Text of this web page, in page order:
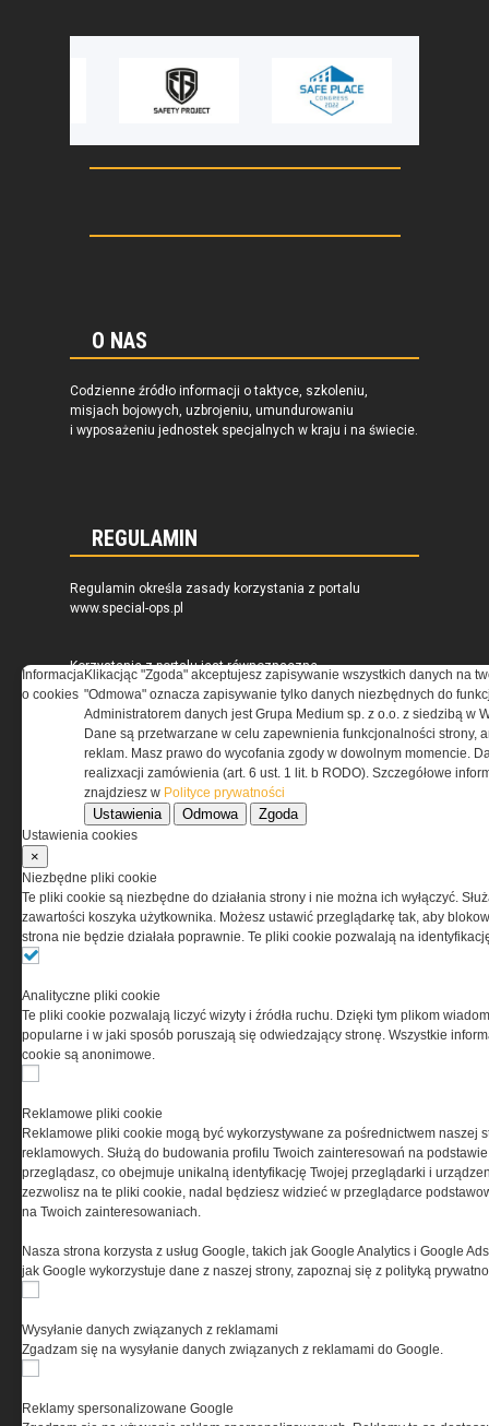
O NAS
Codzienne źródło informacji o taktyce, szkoleniu,
misjach bojowych, uzbrojeniu, umundurowaniu
i wyposażeniu jednostek specjalnych w kraju i na świecie.
REGULAMIN
Regulamin określa zasady korzystania z portalu
www.special-ops.pl
Korzystanie z portalu jest równoznaczne
z zaakceptowaniem warunków ustanowionych
przez Grupa MEDIUM Spółka z ograniczoną
odpowiedzialnością Spółka komandytowa, nr KRS:
0000537655, NIP 1132860378, REGON 146393437
(zwana dalej Grupa MEDIUM) w postaci Regulaminu.
Przeczytaj regulamin
PRYWATNOŚĆ
informacji na Twoim komputerze. Pliki cookies stosujemy
w celu świadczenia usług na najwyższym poziomie,
w tym w sposób dostosowany do indywidualnych potrzeb.
Korzystanie z witryny bez zmiany ustawień dotyczących
dokonać zmiany ustawień przeglądarki dotyczących
cookies. Nim Państwo zaczną korzystać z naszego
serwisu prosimy o zapoznanie się z nasząpolityką
prywatnościoraz informacją o cookies .
Copyright © 2004-2019 Grupa MEDIUM Spółka z ograniczoną odpowiedzialnością
Zasadach korzystania z serwisu.
Informacja
o cookies
Klikacjąc "Zgoda" akceptujesz zapisywanie wszystkich danych na
"Odmowa" oznacza zapisywanie tylko danych niezbędnych do
Administratorem danych jest Grupa Medium sp. z o.o. z siedzibą w
Dane są przetwarzane w celu zapewnienia funkcjonalności strony,
reklam. Masz prawo do wycofania zgody w dowolnym momencie.
realizxacji zamówienia (art. 6 ust. 1 lit. b RODO). Szczegółowe
znajdziesz w Polityce prywatności
Ustawienia Odmowa Zgoda
Ustawienia cookies
×
Niezbędne pliki cookie
Te pliki cookie są niezbędne do działania strony i nie można ich wyłączyć.
zawartości koszyka użytkownika. Możesz ustawić przeglądarkę tak, aby
strona nie będzie działała poprawnie. Te pliki cookie pozwalają na
Analityczne pliki cookie
Te pliki cookie pozwalają liczyć wizyty i źródła ruchu. Dzięki tym plikom
popularne i w jaki sposób poruszają się odwiedzający stronę. Wszystkie
cookie są anonimowe.
Reklamowe pliki cookie
Reklamowe pliki cookie mogą być wykorzystywane za pośrednictwem naszej
reklamowych. Służą do budowania profilu Twoich zainteresowań na
przeglądasz, co obejmuje unikalną identyfikację Twojej przeglądarki i
zezwolisz na te pliki cookie, nadal będziesz widzieć w przeglądarce
na Twoich zainteresowaniach.
Nasza strona korzysta z usług Google, takich jak Google Analytics i Google
jak Google wykorzystuje dane z naszej strony, zapoznaj się z polityką
Wysyłanie danych związanych z reklamami
Zgadzam się na wysyłanie danych związanych z reklamami do Google.
Reklamy spersonalizowane Google